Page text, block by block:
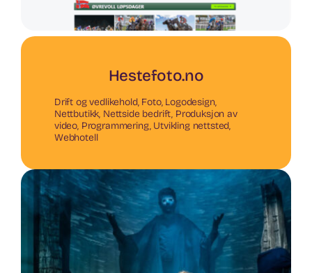
Hestefoto.no
Drift og vedlikehold, Foto, Logodesign,
Nettbutikk, Nettside bedrift, Produksjon av
video, Programmering, Utvikling nettsted,
Webhotell